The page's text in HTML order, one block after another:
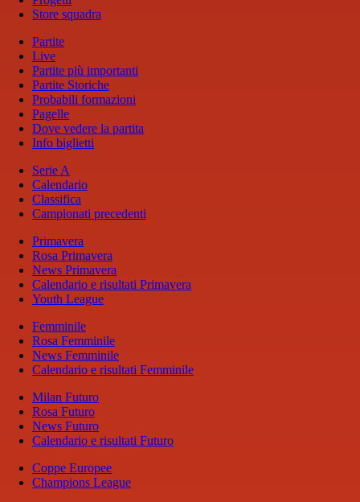
Store squadra
Partite
Live
Partite più importanti
Partite Storiche
Probabili formazioni
Pagelle
Dove vedere la partita
Info biglietti
Serie A
Calendario
Classifica
Campionati precedenti
Primavera
Rosa Primavera
News Primavera
Calendario e risultati Primavera
Youth League
Femminile
Rosa Femminile
News Femminile
Calendario e risultati Femminile
Milan Futuro
Rosa Futuro
News Futuro
Calendario e risultati Futuro
Coppe Europee
Champions League